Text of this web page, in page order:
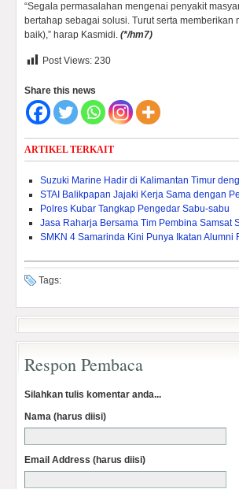
“Segala permasalahan mengenai penyakit
bertahap sebagai solusi. Turut serta
baik),” harap Kasmidi. (*/hm7)
Post Views: 230
Share this news
ARTIKEL TERKAIT
Suzuki Marine Hadir di Kalimantan Timur
STAI Balikpapan Jajaki Kerja Sama dengan
Polres Kubar Tangkap Pengedar Sabu-sabu
Jasa Raharja Bersama Tim Pembina Samsat
SMKN 4 Samarinda Kini Punya Ikatan Alumni
Tags:
Respon Pembaca
Silahkan tulis komentar anda...
Nama (harus diisi)
Email Address (harus diisi)